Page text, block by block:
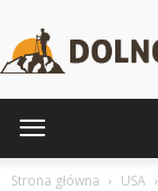
Strona główna USA